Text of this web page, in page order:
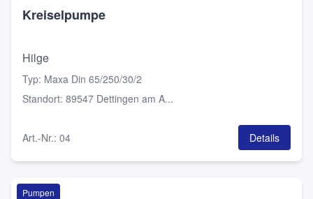
Kreiselpumpe
Hilge
Typ: Maxa Din 65/250/30/2
Standort: 89547 Dettingen am A...
Art.-Nr.: 04 Details
Pumpen